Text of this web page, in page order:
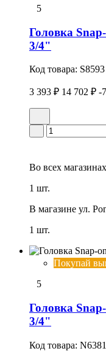
5
Головка
3/4"
Код товара: S8593
3 393 ₽ 14 702 ₽ -
Во всех магазинах
1 шт.
В магазине ул.
1 шт.
Покупай
5
Головка
3/4"
Код товара: N6381